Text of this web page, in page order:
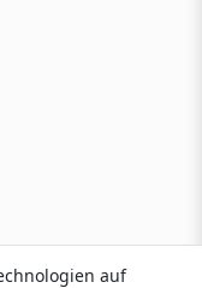
auf
auf